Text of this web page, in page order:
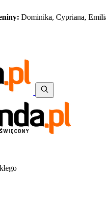
Dominika, Cypriana,